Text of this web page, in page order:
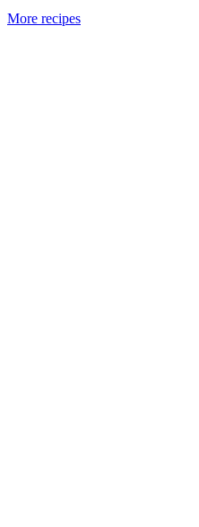
More recipes